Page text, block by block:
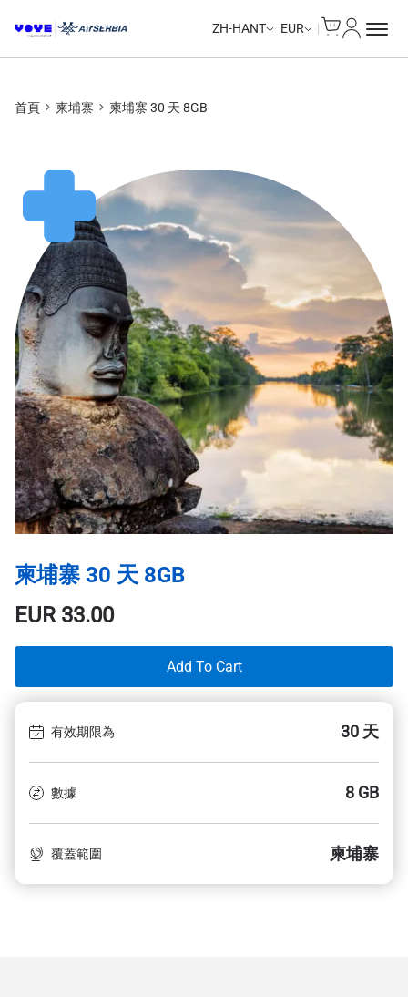
ZH-HANT EUR
首頁 柬埔寨 柬埔寨 30 天 8GB
柬埔寨 30 天 8GB
EUR33.00
Add To Cart
有效期限為 30 天
數據 8 GB
覆蓋範圍 柬埔寨